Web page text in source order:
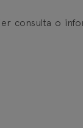
consulta o